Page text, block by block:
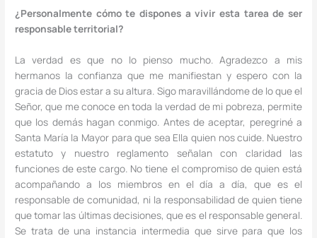
¿Personalmente cómo te dispones a vivir esta tarea de ser
responsable territorial?
La verdad es que no lo pienso mucho. Agradezco a mis
hermanos la confianza que me manifiestan y espero con la
gracia de Dios estar a su altura. Sigo maravillándome de lo que el
Señor, que me conoce en toda la verdad de mi pobreza, permite
que los demás hagan conmigo. Antes de aceptar, peregriné a
Santa María la Mayor para que sea Ella quien nos cuide. Nuestro
estatuto y nuestro reglamento señalan con claridad las
funciones de este cargo. No tiene el compromiso de quien está
acompañando a los miembros en el día a día, que es el
responsable de comunidad, ni la responsabilidad de quien tiene
que tomar las últimas decisiones, que es el responsable general.
Se trata de una instancia intermedia que sirve para que los